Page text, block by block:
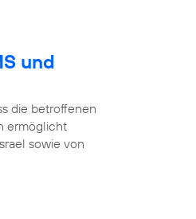
und
die betroffenen
ermöglicht
sowie von